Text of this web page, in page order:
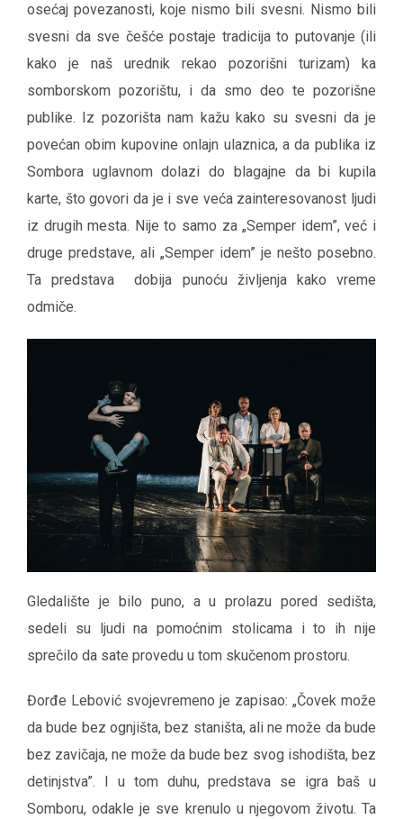
osećaj povezanosti, koje nismo bili svesni. Nismo bili
svesni da sve češće postaje tradicija to putovanje (ili
kako je naš urednik rekao pozorišni turizam) ka
somborskom pozorištu, i da smo deo te pozorišne
publike. Iz pozorišta nam kažu kako su svesni da je
povećan obim kupovine onlajn ulaznica, a da publika iz
Sombora uglavnom dolazi do blagajne da bi kupila
karte, što govori da je i sve veća zainteresovanost ljudi
iz drugih mesta. Nije to samo za „Semper idem”, već i
druge predstave, ali „Semper idem” je nešto posebno.
Ta predstava dobija punoću življenja kako vreme
odmiče.
Gledalište je bilo puno, a u prolazu pored sedišta,
sedeli su ljudi na pomoćnim stolicama i to ih nije
sprečilo da sate provedu u tom skučenom prostoru.
Đorđe Lebović svojevremeno je zapisao: „Čovek može
da bude bez ognjišta, bez staništa, ali ne može da bude
bez zavičaja, ne može da bude bez svog ishodišta, bez
detinjstva”. I u tom duhu, predstava se igra baš u
Somboru, odakle je sve krenulo u njegovom životu. Ta